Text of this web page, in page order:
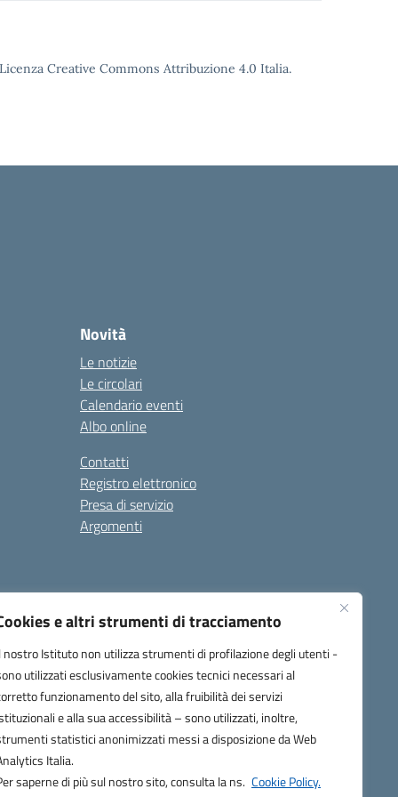
e altri strumenti di tracciamento
nostro Istituto non utilizza strumenti di profilazione degli utenti -
utilizzati esclusivamente cookies tecnici necessari al
funzionamento del sito, alla fruibilità dei servizi
e alla sua accessibilità – sono utilizzati, inoltre,
statistici anonimizzati messi a disposizione da Web
Italia.
saperne di più sul nostro sito, consulta la ns. Cookie Policy.
Creative Commons Attribuzione 4.0 Italia.
Novità
Le notizie
Le circolari
Calendario eventi
Albo online
Contatti
Registro elettronico
Presa di servizio
Argomenti